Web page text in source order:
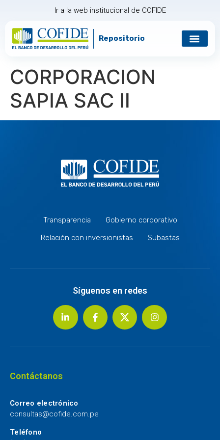
Ir a la web institucional de COFIDE
Repositorio
CORPORACION
SAPIA SAC II
Transparencia
Gobierno corporativo
Relación con inversionistas
Subastas
Síguenos en redes
Contáctanos
Correo electrónico
consultas@cofide.com.pe
Teléfono